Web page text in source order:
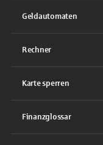
Geldautomaten
Rechner
Karte sperren
Finanzglossar